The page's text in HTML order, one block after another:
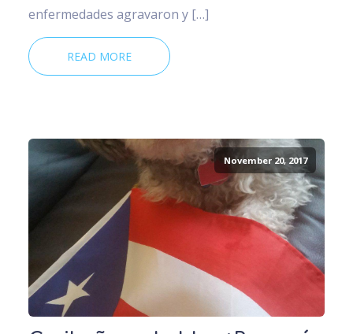
enfermedades agravaron y […]
READ MORE
November 20, 2017